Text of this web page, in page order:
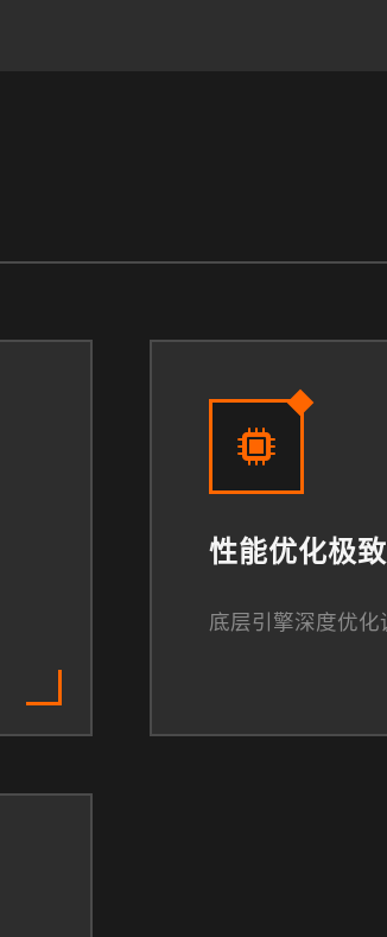
性能优化极致
底层引擎深度优化